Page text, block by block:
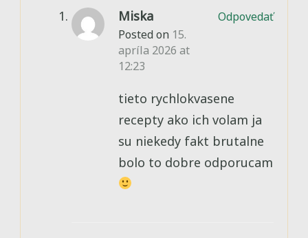
Miska
Posted on 15.
apríla 2026 at
12:23
Odpovedať
tieto rychlokvasene
recepty ako ich volam ja
su niekedy fakt brutalne
bolo to dobre odporucam